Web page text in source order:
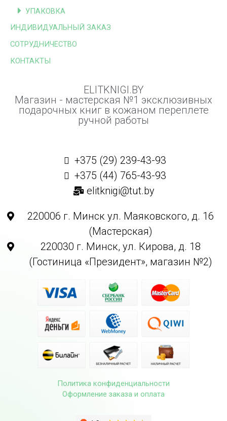
УПАКОВКА
ИНДИВИДУАЛЬНЫЙ ЗАКАЗ
СОТРУДНИЧЕСТВО
КОНТАКТЫ
ELITKNIGI.BY
Магазин - мастерская №1 эксклюзивных
подарочных книг в кожаном переплете
ручной работы
+375 (29) 239-43-93
+375 (44) 765-43-93
elitknigi@tut.by
220006 г. Минск ул. Маяковского, д. 16
(Мастерская)
220030 г. Минск, ул. Кирова, д. 18
(Гостиница «Президент», магазин №2)
Политика конфиденциальности
Оформление заказа и оплата